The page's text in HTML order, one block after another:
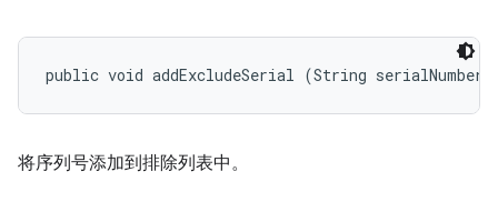
public void addExcludeSerial (String serialNumber)
将序列号添加到排除列表中。